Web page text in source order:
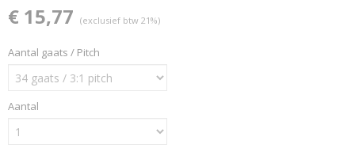
€ 15,77 (exclusief btw 21%)
Aantal gaats / Pitch
Aantal